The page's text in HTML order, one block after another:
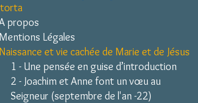
propos
Mentions Légales
Naissance et vie cachée de Marie et de Jésus
1 - Une pensée en guise d’introduction
2 - Joachim et Anne font un vœu au
Seigneur (septembre de l'an -22)